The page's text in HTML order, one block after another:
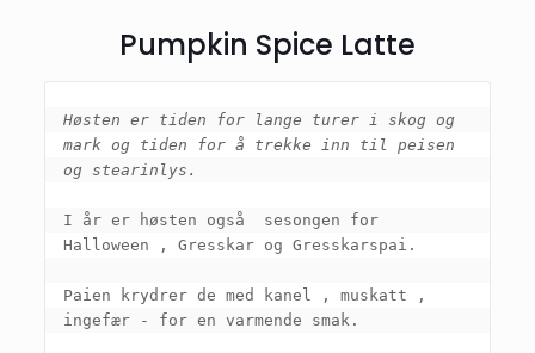
Pumpkin Spice Latte
Høsten er tiden for lange turer i skog og
mark og tiden for å trekke inn til peisen
og stearinlys.
I år er høsten også  sesongen for
Halloween , Gresskar og Gresskarspai.
Paien krydrer de med kanel , muskatt ,
ingefær - for en varmende smak.